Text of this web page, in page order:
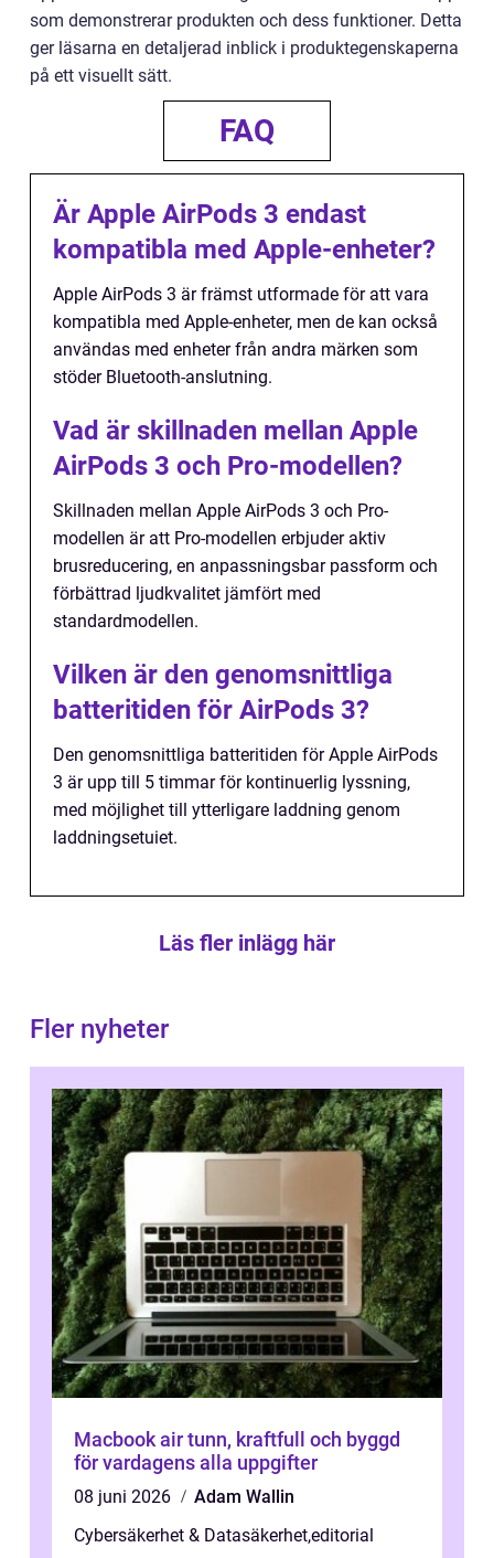
som demonstrerar produkten och dess funktioner. Detta
ger läsarna en detaljerad inblick i produktegenskaperna
på ett visuellt sätt.
FAQ
Är Apple AirPods 3 endast
kompatibla med Apple-enheter?
Apple AirPods 3 är främst utformade för att vara
kompatibla med Apple-enheter, men de kan också
användas med enheter från andra märken som
stöder Bluetooth-anslutning.
Vad är skillnaden mellan Apple
AirPods 3 och Pro-modellen?
Skillnaden mellan Apple AirPods 3 och Pro-
modellen är att Pro-modellen erbjuder aktiv
brusreducering, en anpassningsbar passform och
förbättrad ljudkvalitet jämfört med
standardmodellen.
Vilken är den genomsnittliga
batteritiden för AirPods 3?
Den genomsnittliga batteritiden för Apple AirPods
3 är upp till 5 timmar för kontinuerlig lyssning,
med möjlighet till ytterligare laddning genom
laddningsetuiet.
Läs fler inlägg här
Fler nyheter
Macbook air tunn, kraftfull och byggd
för vardagens alla uppgifter
08 juni 2026
Adam Wallin
Cybersäkerhet & Datasäkerhet,editorial